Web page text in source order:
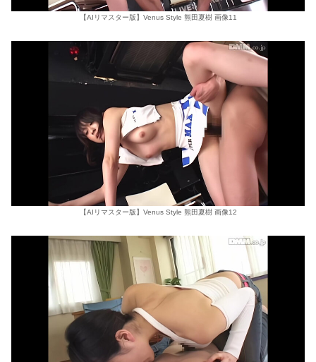
【AIリマスター版】Venus Style 熊田夏樹 画像11
【AIリマスター版】Venus Style 熊田夏樹 画像12